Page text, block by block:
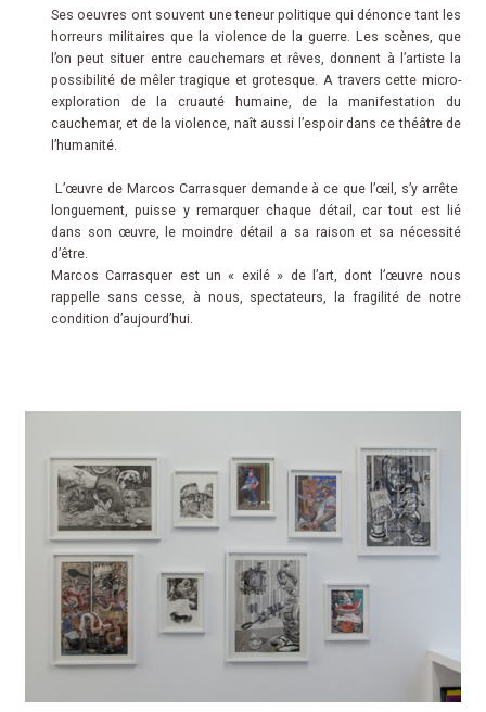
Ses oeuvres ont souvent une teneur politique qui dénonce tant les
horreurs militaires que la violence de la guerre. Les scènes, que
l’on peut situer entre cauchemars et rêves, donnent à l’artiste la
possibilité de mêler tragique et grotesque. A travers cette micro-
exploration de la cruauté humaine, de la manifestation du
cauchemar, et de la violence, naît aussi l’espoir dans ce théâtre de
l’humanité.
L’œuvre de Marcos Carrasquer demande à ce que l’œil, s’y arrête
longuement, puisse y remarquer chaque détail, car tout est lié
dans son œuvre, le moindre détail a sa raison et sa nécessité
d’être.
Marcos Carrasquer est un « exilé » de l’art, dont l’œuvre nous
rappelle sans cesse, à nous, spectateurs, la fragilité de notre
condition d’aujourd’hui.